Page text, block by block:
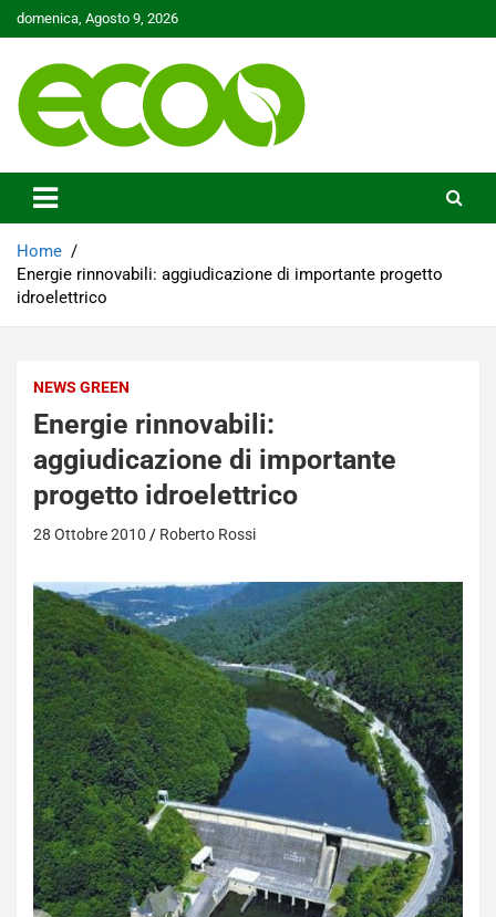
Skip
to
domenica, Agosto 9, 2026
Ecoo.it
Home
Energie rinnovabili: aggiudicazione di importante progetto
idroelettrico
NEWS GREEN
Energie rinnovabili:
aggiudicazione di importante
progetto idroelettrico
28 Ottobre 2010 Roberto Rossi